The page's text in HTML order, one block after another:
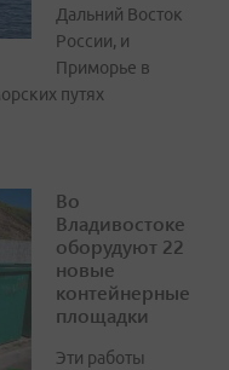
Дальний Восток
России, и
Приморье в
путях
Во
Владивостоке
оборудуют 22
новые
контейнерные
площадки
Эти работы